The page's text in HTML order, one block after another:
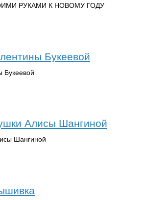
РУКАМИ К НОВОМУ ГОДУ
Букеевой
Букеевой
Алисы Шангиной
Шангиной